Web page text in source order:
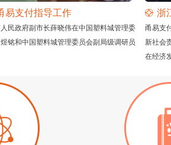
易支付指导工作
民政府副市长薛晓伟在中国塑料城管理委
铭和中国塑料城管理委员会副局级调研员
浙
甬易支
新社会
在经济